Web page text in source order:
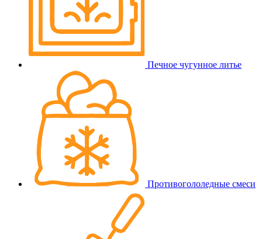
Печное чугунное литье
Противогололедные смеси